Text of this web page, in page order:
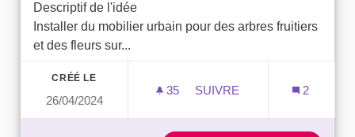
Descriptif de l'idée
Installer du mobilier urbain pour des arbres fruitiers
et des fleurs sur...
CRÉÉ LE
26/04/2024
35 35 ABONNÉS
SUIVRE
2